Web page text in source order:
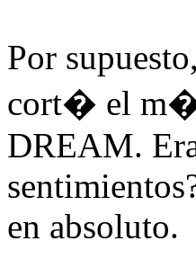
Por
cort� el
DREAM.
en absoluto.